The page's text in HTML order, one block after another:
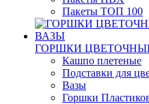
Пакеты ТОП 100
ГОРШКИ
Кашпо плетеные
Подставки для
Вазы
Горшки